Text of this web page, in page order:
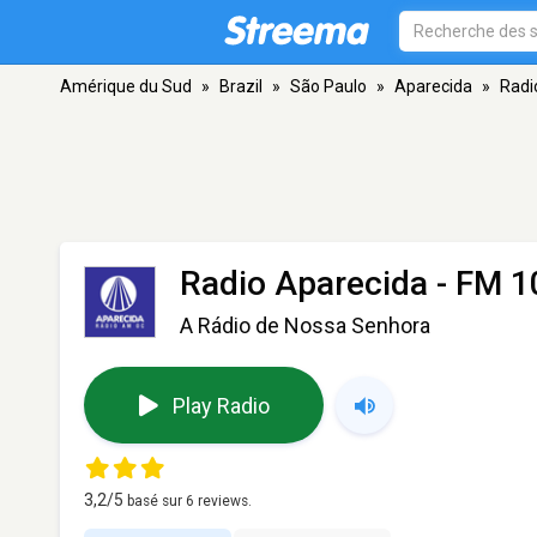
Amérique du Sud » Brazil » São Paulo » Aparecida »
Radio Aparecida - FM
A Rádio de Nossa Senhora
Play Radio
3,2/5 basé sur 6 reviews.